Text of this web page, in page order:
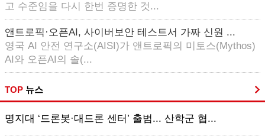
고 수준임을 다시 한번 증명한 것...
앤트로픽·오픈AI, 사이버보안 테스트서 가짜 신원 ...
영국 AI 안전 연구소(AISI)가 앤트로픽의 미토스(Mythos)
AI와 오픈AI의 솔(...
TOP 뉴스
명지대 ‘드론봇·대드론 센터’ 출범... 산학군 협...